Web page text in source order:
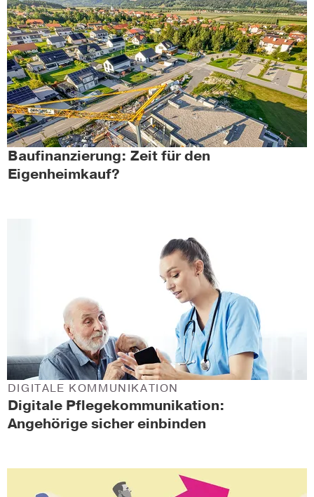
Baufinanzierung: Zeit für den
Eigenheimkauf?
Digitale Pflegekommunikation:
Angehörige sicher einbinden
DIGITALE KOMMUNIKATION